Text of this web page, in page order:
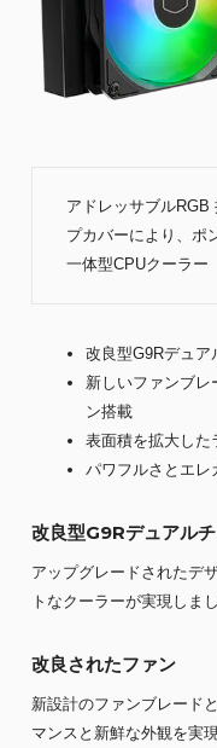
アドレッサブル
プカバーにより、ポ
一体型CPUクーラー
改良型G9Rデュア
新しいファンブレ
ン搭載
表面積を拡大した
パワフルさとエレ
改良型G9Rデュアル
アップグレードされたデ
トなクーラーが実現しまし
改良されたファン
新設計のファンブレード
マンスと新鮮な外観を実現